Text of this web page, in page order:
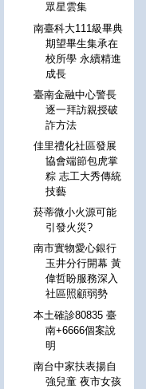
眾星雲集
南臺科大111級畢典
期望畢生集承在
校所學 永續精進
成長
臺南金融中心警長
逐一拜訪親授破
詐方法
佳里禮化社區發展
協會端節包虎掌
粽 志工大秀傳統
技藝
菸蒂微小火源可能
引發火災?
南市實物愛心銀行
玉井分行開幕 黃
偉哲盼服務深入
社區照顧弱勢
本土確診80835 臺
南+6666個案說
明
南台中家扶表揚自
強兒童 夜市女孩